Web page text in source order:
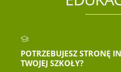
POTRZEBUJESZ STRONĘ
TWOJEJ SZKOŁY?